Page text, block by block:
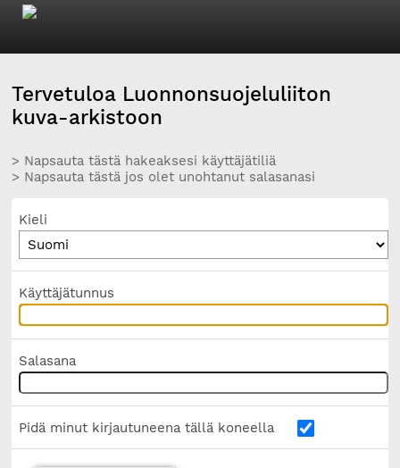
Tervetuloa Luonnonsuojeluliiton
kuva-arkistoon
> Napsauta tästä hakeaksesi käyttäjätiliä
> Napsauta tästä jos olet unohtanut salasanasi
Kieli
Käyttäjätunnus
Salasana
Pidä minut kirjautuneena tällä koneella